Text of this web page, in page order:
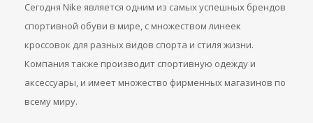
Сегодня Nike является одним из самых успешных брендов
спортивной обуви в мире, с множеством линеек
кроссовок для разных видов спорта и стиля жизни.
Компания также производит спортивную одежду и
аксессуары, и имеет множество фирменных магазинов по
всему миру.